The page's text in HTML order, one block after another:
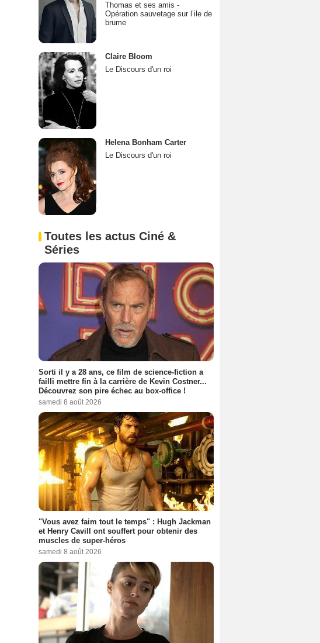
Thomas et ses amis -
Opération sauvetage sur l’ile de
brume
Claire Bloom
Le Discours d'un roi
Helena Bonham Carter
Le Discours d'un roi
Toutes les actus Ciné &
Séries
Sorti il y a 28 ans, ce film de science-fiction a
failli mettre fin à la carrière de Kevin Costner...
Découvrez son pire échec au box-office !
samedi 8 août 2026
"Vous avez faim tout le temps" : Hugh Jackman
et Henry Cavill ont souffert pour obtenir des
muscles de super-héros
samedi 8 août 2026